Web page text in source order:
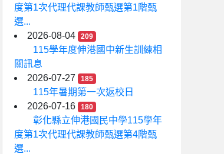
度第1次代理代課教師甄選第1階甄
選...
2026-08-04
209
115學年度伸港國中新生訓練相
關訊息
2026-07-27
185
115年暑期第一次返校日
2026-07-16
180
彰化縣立伸港國民中學115學年
度第1次代理代課教師甄選第4階甄
選...